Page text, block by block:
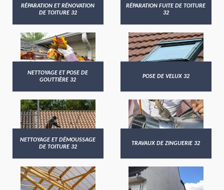
RÉPARATION ET RÉNOVATION
DE TOITURE 32
RÉPARATION FUITE DE TOITURE
32
NETTOYAGE ET POSE DE
GOUTTIÈRE 32
POSE DE VELUX 32
NETTOYAGE ET DÉMOUSSAGE
DE TOITURE 32
TRAVAUX DE ZINGUERIE 32